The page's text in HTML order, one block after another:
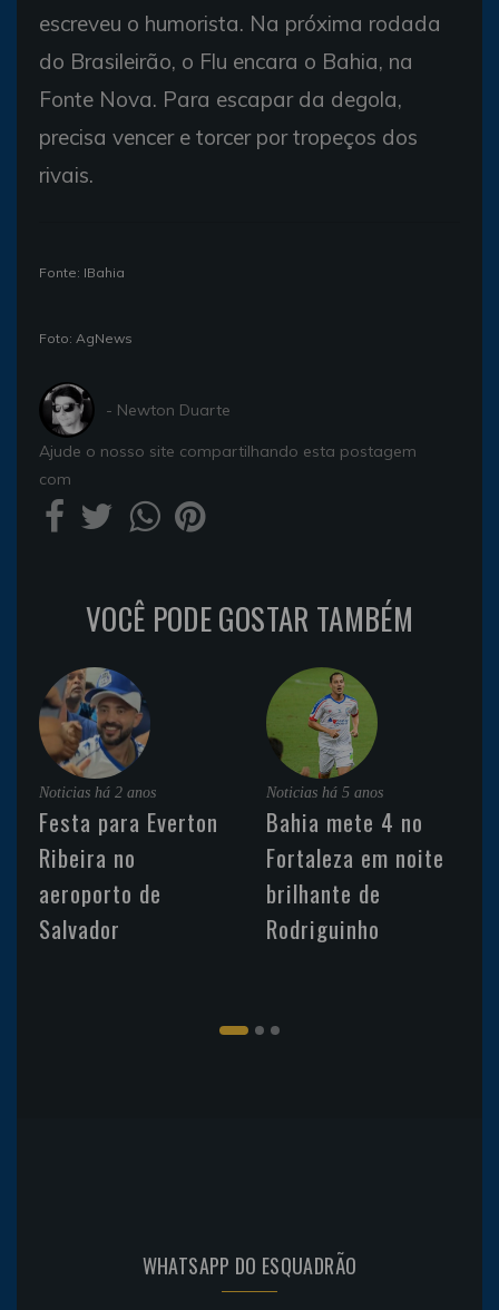
escreveu o humorista. Na próxima rodada
do Brasileirão, o Flu encara o Bahia, na
Fonte Nova. Para escapar da degola,
precisa vencer e torcer por tropeços dos
rivais.
Fonte: IBahia
Foto: AgNews
- Newton Duarte
Ajude o nosso site compartilhando esta postagem
com
VOCÊ PODE GOSTAR TAMBÉM
Noticias há 2 anos
Festa para Everton
Ribeira no
aeroporto de
Salvador
Noticias há 5 anos
Bahia mete 4 no
Fortaleza em noite
brilhante de
Rodriguinho
WHATSAPP DO ESQUADRÃO